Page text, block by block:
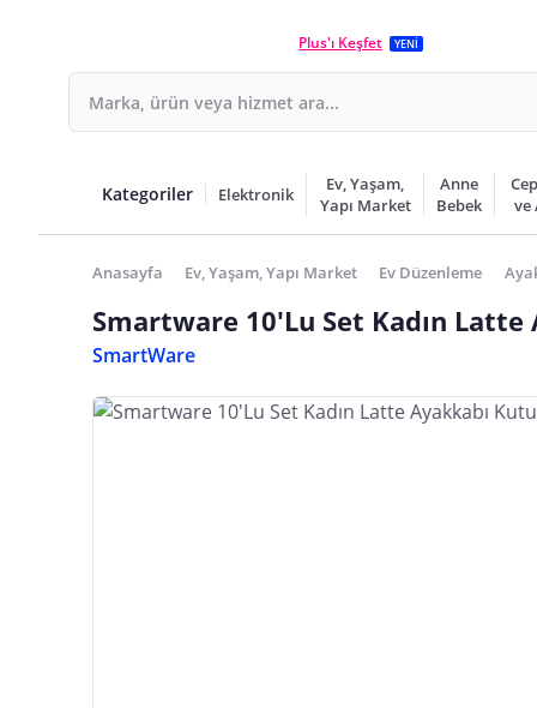
Plus'ı Keşfet YENİ
Kategoriler Elektronik
Ev, Yaşam,
Yapı Market
Anne
Bebek
ve
Anasayfa Ev, Yaşam, Yapı Market Ev Düzenleme
Smartware 10'Lu Set Kadın Latte
SmartWare